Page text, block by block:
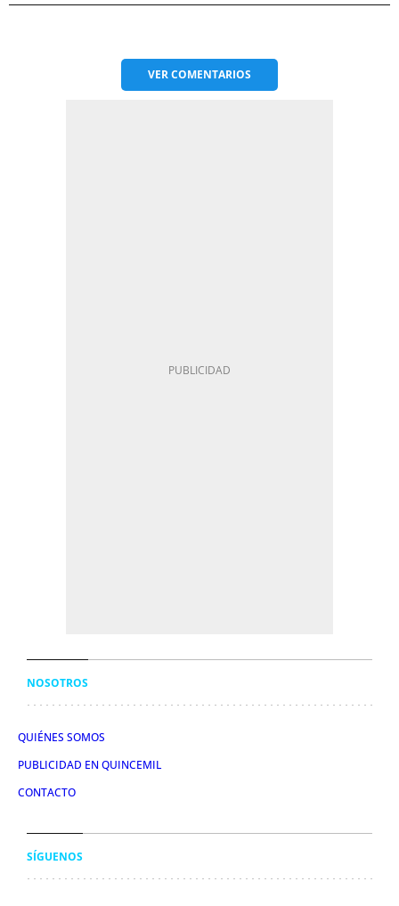
VERCOMENTARIOS
NOSOTROS
QUIÉNES SOMOS
PUBLICIDAD EN QUINCEMIL
CONTACTO
SÍGUENOS